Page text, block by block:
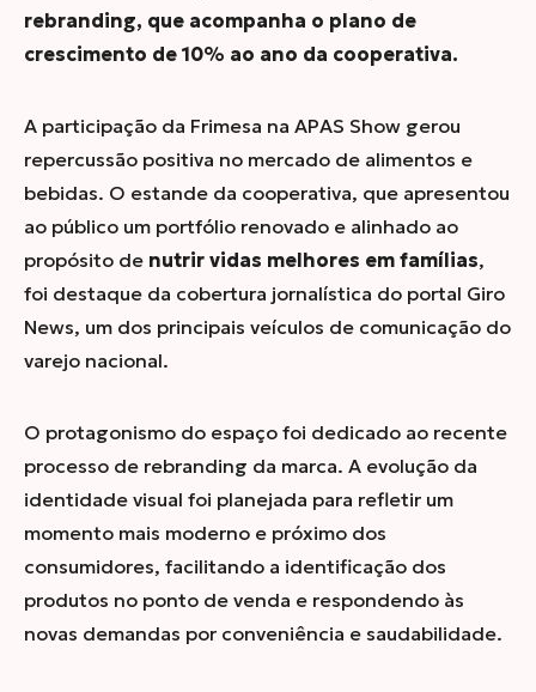
rebranding, que acompanha o plano de
crescimento de 10% ao ano da cooperativa.
A participação da Frimesa na APAS Show gerou
repercussão positiva no mercado de alimentos e
bebidas. O estande da cooperativa, que apresentou
ao público um portfólio renovado e alinhado ao
propósito de nutrir vidas melhores em famílias,
foi destaque da cobertura jornalística do portal Giro
News, um dos principais veículos de comunicação do
varejo nacional.
O protagonismo do espaço foi dedicado ao recente
processo de rebranding da marca. A evolução da
identidade visual foi planejada para refletir um
momento mais moderno e próximo dos
consumidores, facilitando a identificação dos
produtos no ponto de venda e respondendo às
novas demandas por conveniência e saudabilidade.